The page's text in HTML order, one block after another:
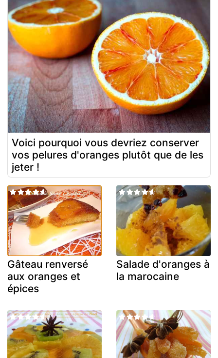
Voici pourquoi vous devriez conserver
vos pelures d'oranges plutôt que de les
jeter !
Gâteau renversé
aux oranges et
épices
Salade d'oranges à
la marocaine